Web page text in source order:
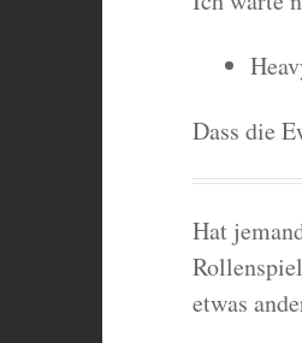
Dass die
Hat
etwas